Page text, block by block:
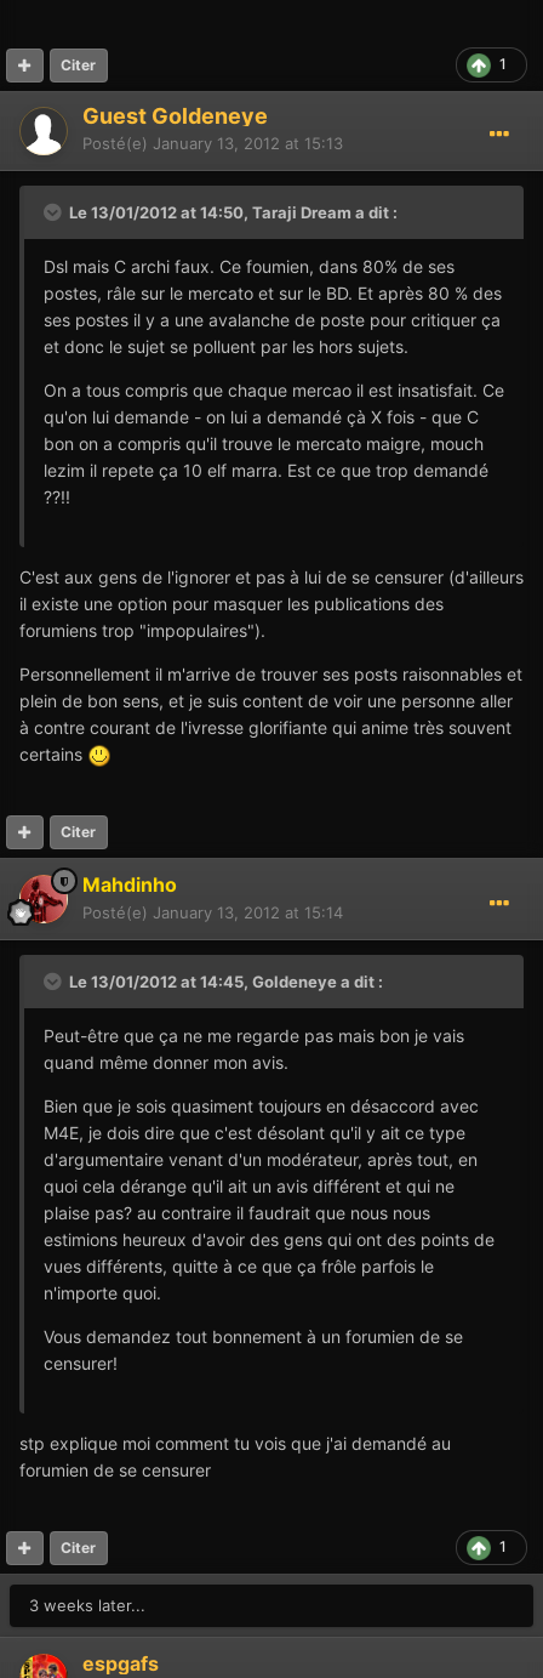
1
Citer
Guest Goldeneye
Posté(e) January 13, 2012 at 15:13
Le 13/01/2012 at 14:50, Taraji Dream a dit :
Dsl mais C archi faux. Ce foumien, dans 80% de ses
postes, râle sur le mercato et sur le BD. Et après 80 % des
ses postes il y a une avalanche de poste pour critiquer ça
et donc le sujet se polluent par les hors sujets.
On a tous compris que chaque mercao il est insatisfait. Ce
qu'on lui demande - on lui a demandé çà X fois - que C
bon on a compris qu'il trouve le mercato maigre, mouch
lezim il repete ça 10 elf marra. Est ce que trop demandé
??!!
C'est aux gens de l'ignorer et pas à lui de se censurer (d'ailleurs
il existe une option pour masquer les publications des
forumiens trop "impopulaires").
Personnellement il m'arrive de trouver ses posts raisonnables et
plein de bon sens, et je suis content de voir une personne aller
à contre courant de l'ivresse glorifiante qui anime très souvent
certains
Citer
Mahdinho
Posté(e) January 13, 2012 at 15:14
Le 13/01/2012 at 14:45, Goldeneye a dit :
Peut-être que ça ne me regarde pas mais bon je vais
quand même donner mon avis.
Bien que je sois quasiment toujours en désaccord avec
M4E, je dois dire que c'est désolant qu'il y ait ce type
d'argumentaire venant d'un modérateur, après tout, en
quoi cela dérange qu'il ait un avis différent et qui ne
plaise pas? au contraire il faudrait que nous nous
estimions heureux d'avoir des gens qui ont des points de
vues différents, quitte à ce que ça frôle parfois le
n'importe quoi.
Vous demandez tout bonnement à un forumien de se
censurer!
stp explique moi comment tu vois que j'ai demandé au
forumien de se censurer
1
Citer
3 weeks later...
espgafs